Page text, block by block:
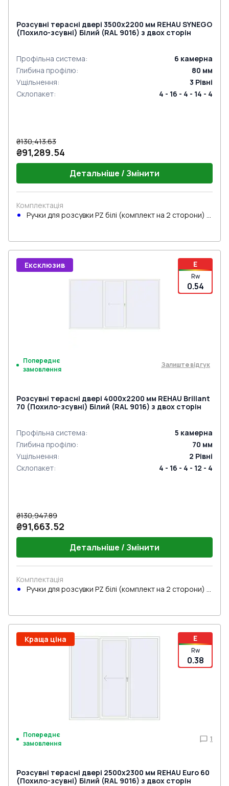
Розсувні терасні двері 3500x2200 мм REHAU SYNEGO
(Похило-зсувні) Білий (RAL 9016) з двох сторін
Профільна система: 6 камерна
Глибина профілю: 80 мм
Ущільнення: 3 Рівні
Склопакет: 4 - 16 - 4 - 14 - 4
₴130,413.63
₴91,289.54
Детальніше / Змінити
Комплектація
Ручки для розсувки PZ білі (комплект на 2 сторони) з
E
Rw
0.54
Ексклюзив
Попереднє
замовлення
Залиште відгук
Розсувні терасні двері 4000x2200 мм REHAU Brillant
70 (Похило-зсувні) Білий (RAL 9016) з двох сторін
Профільна система: 5 камерна
Глибина профілю: 70 мм
Ущільнення: 2 Рівні
Склопакет: 4 - 16 - 4 - 12 - 4
₴130,947.89
₴91,663.52
Детальніше / Змінити
Комплектація
Ручки для розсувки PZ білі (комплект на 2 сторони) з
E
Rw
0.38
Краща ціна
Попереднє
замовлення
1
Розсувні терасні двері 2500x2300 мм REHAU Euro 60
(Похило-зсувні) Білий (RAL 9016) з двох сторін